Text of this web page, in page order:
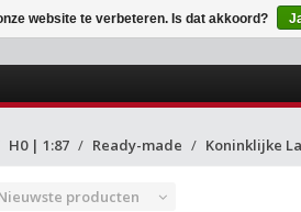
H0 | 1:87 Ready-made Koninklijke
producten
website te verbeteren. Is dat akkoord?